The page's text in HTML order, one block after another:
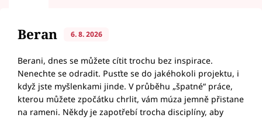
Beran 6. 8. 2026
Berani, dnes se můžete cítit trochu bez inspirace.
Nenechte se odradit. Pusťte se do jakéhokoli projektu, i
když jste myšlenkami jinde. V průběhu „špatné“ práce,
kterou můžete zpočátku chrlit, vám múza jemně přistane
na rameni. Někdy je zapotřebí trocha disciplíny, aby